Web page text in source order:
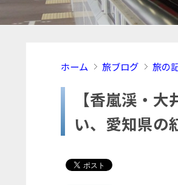
ホーム 旅ブログ 旅の
【香嵐渓・
い、愛知県の